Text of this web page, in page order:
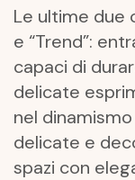
Le ultime due
e “Trend”:
capaci di
delicate
nel
delicate e
spazi con